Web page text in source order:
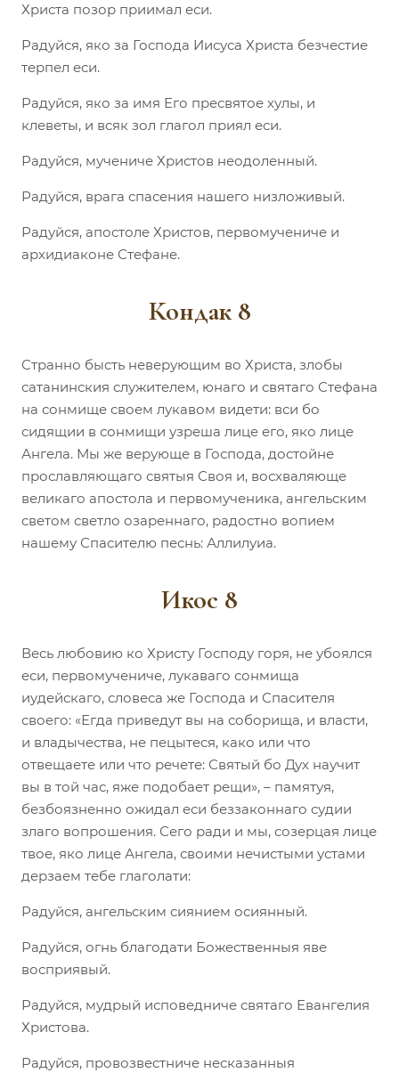
Христа позор приимал еси.
Радуйся, яко за Господа Иисуса Христа безчестие
терпел еси.
Радуйся, яко за имя Его пресвятое хулы, и
клеветы, и всяк зол глагол приял еси.
Радуйся, мучениче Христов неодоленный.
Радуйся, врага спасения нашего низложивый.
Радуйся, апостоле Христов, первомучениче и
архидиаконе Стефане.
Кондак 8
Странно бысть неверующим во Христа, злобы
сатанинския служителем, юнаго и святаго Стефана
на сонмище своем лукавом видети: вси бо
сидящии в сонмищи узреша лице его, яко лице
Ангела. Мы же верующе в Господа, достойне
прославляющаго святыя Своя и, восхваляюще
великаго апостола и первомученика, ангельским
светом светло озареннаго, радостно вопием
нашему Спасителю песнь: Аллилуиа.
Икос 8
Весь любовию ко Христу Господу горя, не убоялся
еси, первомучениче, лукаваго сонмища
иудейскаго, словеса же Господа и Спасителя
своего: «Егда приведут вы на соборища, и власти,
и владычества, не пецытеся, како или что
отвещаете или что речете: Святый бо Дух научит
вы в той час, яже подобает рещи», – памятуя,
безбоязненно ожидал еси беззаконнаго судии
злаго вопрошения. Сего ради и мы, созерцая лице
твое, яко лице Ангела, своими нечистыми устами
дерзаем тебе глаголати:
Радуйся, ангельским сиянием осиянный.
Радуйся, огнь благодати Божественныя яве
восприявый.
Радуйся, мудрый исповедниче святаго Евангелия
Христова.
Радуйся, провозвестниче несказанныя